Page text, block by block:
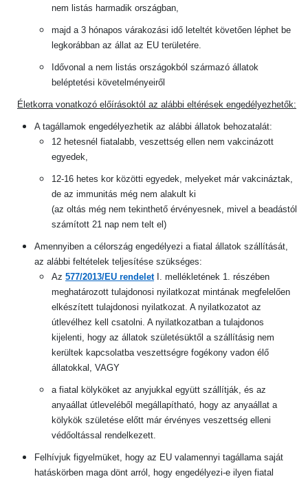
nem listás harmadik országban,
majd a 3 hónapos várakozási idő leteltét követően léphet be
legkorábban az állat az EU területére.
Idővonal a nem listás országokból származó állatok
beléptetési követelményeiről
Életkorra vonatkozó előírásoktól az alábbi eltérések engedélyezhetők:
A tagállamok engedélyezhetik az alábbi állatok behozatalát:
12 hetesnél fiatalabb, veszettség ellen nem vakcinázott
egyedek,
12-16 hetes kor közötti egyedek, melyeket már vakcináztak,
de az immunitás még nem alakult ki
(az oltás még nem tekinthető érvényesnek, mivel a beadástól
számított 21 nap nem telt el)
Amennyiben a célország engedélyezi a fiatal állatok szállítását,
az alábbi feltételek teljesítése szükséges:
Az 577/2013/EU rendeletI. mellékletének 1. részében
meghatározott tulajdonosi nyilatkozat mintának megfelelően
elkészített tulajdonosi nyilatkozat. A nyilatkozatot az
útlevélhez kell csatolni. A nyilatkozatban a tulajdonos
kijelenti, hogy az állatok születésüktől a szállításig nem
kerültek kapcsolatba veszettségre fogékony vadon élő
állatokkal, VAGY
a fiatal kölyköket az anyjukkal együtt szállítják, és az
anyaállat útleveléből megállapítható, hogy az anyaállat a
kölykök születése előtt már érvényes veszettség elleni
védőoltással rendelkezett.
Felhívjuk figyelmüket, hogy az EU valamennyi tagállama saját
hatáskörben maga dönt arról, hogy engedélyezi-e ilyen fiatal